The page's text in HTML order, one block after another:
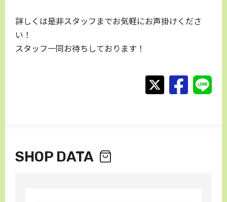
詳しくは是非スタッフまでお気軽にお声掛けくださ
い！
スタッフ一同お待ちしております！
SHOP DATA